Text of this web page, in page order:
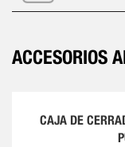
ACCESORIOS
CAJA DE